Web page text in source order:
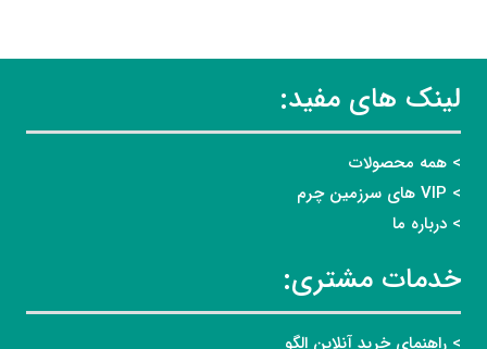
لینک های مفید:
> همه محصولات
> VIP های سرزمین چرم
> درباره ما
خدمات مشتری: